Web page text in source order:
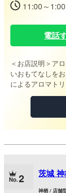
11:00～
電話
＜お店説明＞ ア
いおもてなしを
によるアロマト
供させていただ
ていただき、コ
福の時間をあなた
2 茨城
神栖 / 店舗